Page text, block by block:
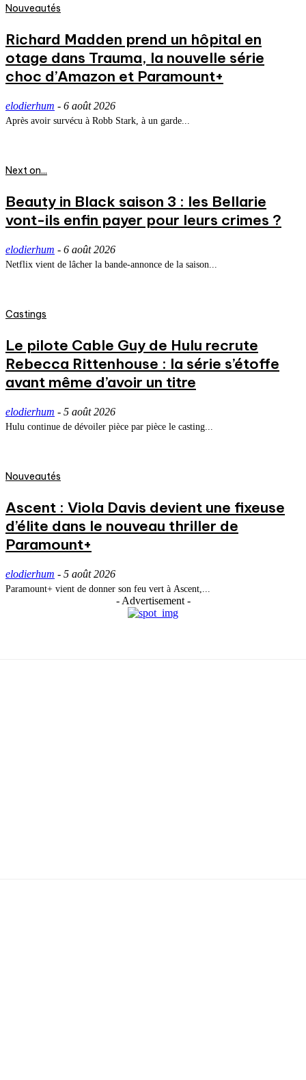
Nouveautés
Richard Madden prend un hôpital en
otage dans Trauma, la nouvelle série
choc d’Amazon et Paramount+
elodierhum - 6 août 2026
Après avoir survécu à Robb Stark, à un garde...
Next on...
Beauty in Black saison 3 : les Bellarie
vont-ils enfin payer pour leurs crimes ?
elodierhum - 6 août 2026
Netflix vient de lâcher la bande-annonce de la saison...
Castings
Le pilote Cable Guy de Hulu recrute
Rebecca Rittenhouse : la série s’étoffe
avant même d’avoir un titre
elodierhum - 5 août 2026
Hulu continue de dévoiler pièce par pièce le casting...
Nouveautés
Ascent : Viola Davis devient une fixeuse
d’élite dans le nouveau thriller de
Paramount+
elodierhum - 5 août 2026
Paramount+ vient de donner son feu vert à Ascent,...
- Advertisement -